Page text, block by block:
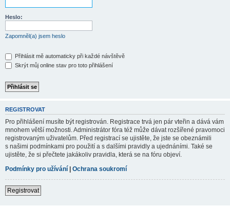
Heslo:
Zapomněl(a) jsem heslo
Přihlásit mě automaticky při každé návštěvě
Skrýt můj online stav pro toto přihlášení
REGISTROVAT
Pro přihlášení musíte být registrován. Registrace trvá jen pár vteřin a dává vám
mnohem větší možnosti. Administrátor fóra též může dávat rozšířené pravomoci
registrovaným uživatelům. Před registrací se ujistěte, že jste se obeznámili
s našimi podmínkami pro použití a s dalšími pravidly a ujednáními. Také se
ujistěte, že si přečtete jakákoliv pravidla, která se na fóru objeví.
Podmínky pro užívání | Ochrana soukromí
Registrovat